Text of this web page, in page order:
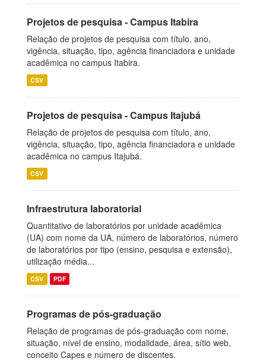
Projetos de pesquisa - Campus Itabira
Relação de projetos de pesquisa com título, ano,
vigência, situação, tipo, agência financiadora e unidade
acadêmica no campus Itabira.
CSV
Projetos de pesquisa - Campus Itajubá
Relação de projetos de pesquisa com título, ano,
vigência, situação, tipo, agência financiadora e unidade
acadêmica no campus Itajubá.
CSV
Infraestrutura laboratorial
Quantitativo de laboratórios por unidade acadêmica
(UA) com nome da UA, número de laboratórios, número
de laboratórios por tipo (ensino, pesquisa e extensão),
utilização média...
CSV PDF
Programas de pós-graduação
Relação de programas de pós-graduação com nome,
situação, nível de ensino, modalidade, área, sítio web,
conceito Capes e número de discentes.